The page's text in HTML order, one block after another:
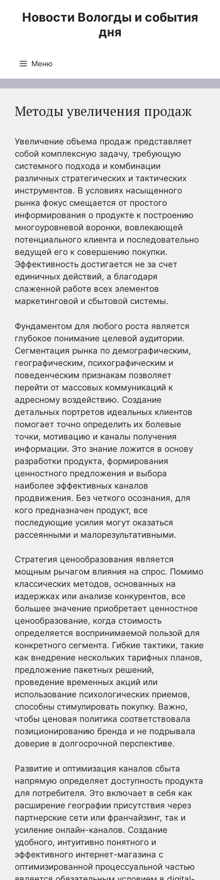
Новости Вологды и события
дня
Меню
Методы увеличения продаж
Увеличение объема продаж представляет
собой комплексную задачу, требующую
системного подхода и комбинации
различных стратегических и тактических
инструментов. В условиях насыщенного
рынка фокус смещается от простого
информирования о продукте к построению
многоуровневой воронки, вовлекающей
потенциального клиента и последовательно
ведущей его к совершению покупки.
Эффективность достигается не за счет
единичных действий, а благодаря
слаженной работе всех элементов
маркетинговой и сбытовой системы.
Фундаментом для любого роста является
глубокое понимание целевой аудитории.
Сегментация рынка по демографическим,
географическим, психографическим и
поведенческим признакам позволяет
перейти от массовых коммуникаций к
адресному воздействию. Создание
детальных портретов идеальных клиентов
помогает точно определить их болевые
точки, мотивацию и каналы получения
информации. Это знание ложится в основу
разработки продукта, формирования
ценностного предложения и выбора
наиболее эффективных каналов
продвижения. Без четкого осознания, для
кого предназначен продукт, все
последующие усилия могут оказаться
рассеянными и малорезультативными.
Стратегия ценообразования является
мощным рычагом влияния на спрос. Помимо
классических методов, основанных на
издержках или анализе конкурентов, все
большее значение приобретает ценностное
ценообразование, когда стоимость
определяется воспринимаемой пользой для
конкретного сегмента. Гибкие тактики, такие
как внедрение нескольких тарифных планов,
предложение пакетных решений,
проведение временных акций или
использование психологических приемов,
способны стимулировать покупку. Важно,
чтобы ценовая политика соответствовала
позиционированию бренда и не подрывала
доверие в долгосрочной перспективе.
Развитие и оптимизация каналов сбыта
напрямую определяет доступность продукта
для потребителя. Это включает в себя как
расширение географии присутствия через
партнерские сети или франчайзинг, так и
усиление онлайн-каналов. Создание
удобного, интуитивно понятного и
эффективного интернет-магазина с
оптимизированной процессуальной частью